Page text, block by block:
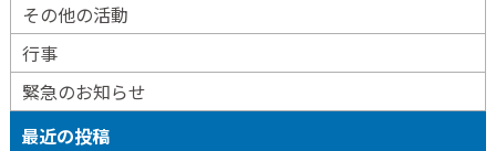
その他の活動
行事
緊急のお知らせ
最近の投稿